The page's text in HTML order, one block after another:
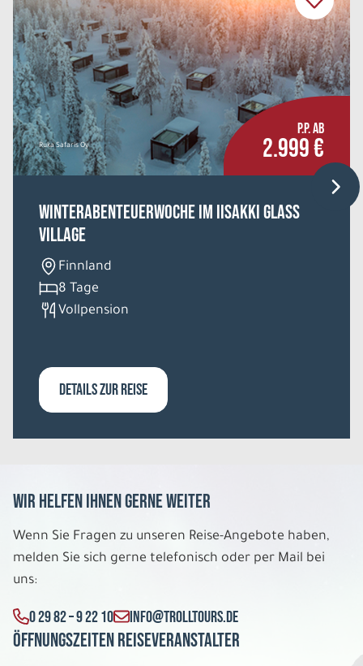
Ruka Safaris Oy
P.P. AB
2.999 €
Winterabenteuerwoche im Iisakki Glass
Village
Finnland
8 Tage
Vollpension
DETAILS ZUR REISE
Wir helfen Ihnen gerne weiter
Wenn Sie Fragen zu unseren Reise-Angebote haben,
melden Sie sich gerne telefonisch oder per Mail bei
uns:
0 29 82 – 9 22 10 INFO@TROLLTOURS.DE
Öffnungszeiten Reiseveranstalter